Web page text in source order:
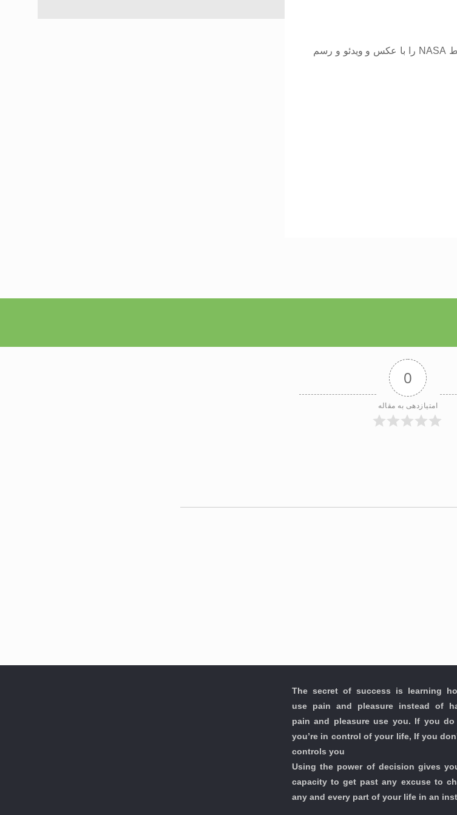
روش پیدا کردن کوه ها و پس زمینه های چند قلو در نقاط مختلف ماه توسط NASA را با عکس و ویدئو و رسم
0
امتیازدهی به مقاله
The secret of success is learning
use pain and pleasure instead of
pain and pleasure use you. If you do
you’re in control of your life, If you
controls you
Using the power of decision gives
capacity to get past any excuse to
any and every part of your life in an